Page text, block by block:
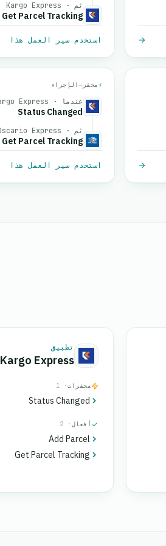
ثم · Kargo Express
Get Parcel Tracking
استخدم سير العمل هذا
⚡ محفز →الإجراء
عندما · Kargo Express
Status Changed
ثم · Oscario Express
Get Parcel Tracking
استخدم سير العمل هذا
تطبيق
Kargo Express
محفزات· 1
Status Changed
أفعال · 2
Add Parcel
Get Parcel Tracking